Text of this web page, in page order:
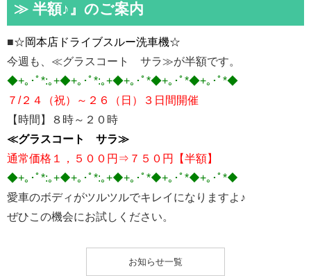
≫ 半額♪』のご案内
■☆岡本店ドライブスルー洗車機☆
今週も、≪グラスコート サラ≫が半額です。
◆+｡･ﾟ*:｡+◆+｡･ﾟ*:｡+◆+｡･ﾟ*◆+｡･ﾟ*◆+｡･ﾟ*◆
７/２４（祝）～２６（日）３日間開催
【時間】８時～２０時
≪グラスコート サラ≫
通常価格１，５００円⇒７５０円【半額】
◆+｡･ﾟ*:｡+◆+｡･ﾟ*:｡+◆+｡･ﾟ*◆+｡･ﾟ*◆+｡･ﾟ*◆
愛車のボディがツルツルでキレイになりますよ♪
ぜひこの機会にお試しください。
お知らせ一覧